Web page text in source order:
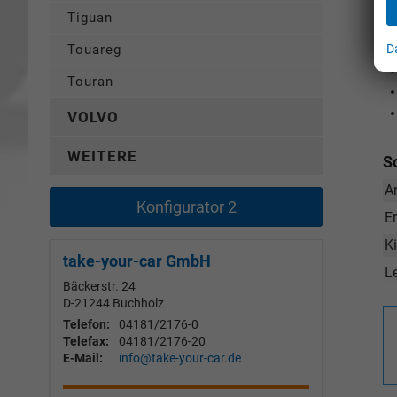
Tiguan
Touareg
Touran
VOLVO
WEITERE
Konfigurator 2
take-your-car GmbH
Bäckerstr. 24
D-21244 Buchholz
Telefon:
04181/2176-0
Telefax:
04181/2176-20
E-Mail:
info@take-your-car.de